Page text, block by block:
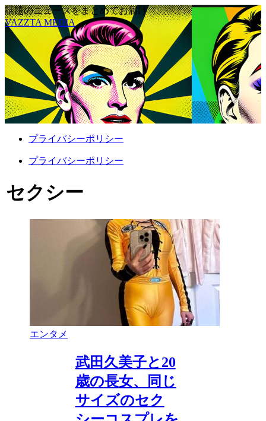
話題のニュースをまとめてお届け
VAZZTA MEDIA
プライバシーポリシー
プライバシーポリシー
セクシー
エンタメ
武田久美子と20
歳の長女、同じ
サイズのセク